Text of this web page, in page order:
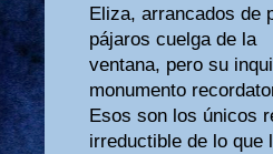
Eliza, arrancados de
pájaros cuelga de la
ventana, pero su
monumento
Esos son los únicos
irreductible de lo que